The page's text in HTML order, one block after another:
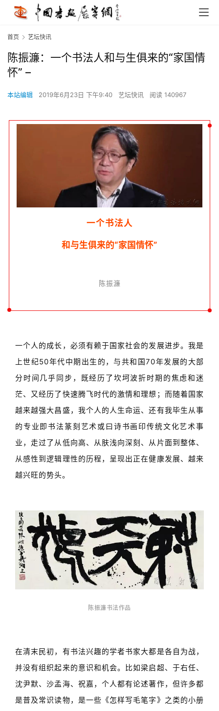
首页 艺坛快讯
陈振濂：一个书法人和与生俱来的“家国情
怀” –
本站编辑 2019年6月23日 下午9:40 艺坛快讯 阅读 140967
一个书法人
和与生俱来的“家国情怀”
陈振濂
一个人的成长，必须有赖于国家社会的发展进步。我是
上世纪50年代中期出生的，与共和国70年发展的大部
分时间几乎同步，既经历了坎坷波折时期的焦虑和迷
茫、又经历了快速腾飞时代的激情和理想；而随着国家
越来越强大昌盛，我个人的人生命运、还有我毕生从事
的专业即书法篆刻艺术或曰诗书画印传统文化艺术事
业，走过了从低向高、从肤浅向深刻、从片面到整体、
从感性到逻辑理性的历程，呈现出正在健康发展、越来
越兴旺的势头。
陈振濂书法作品
在清末民初，有书法兴趣的学者书家大都是各自为战，
并没有组织起来的意识和机会。比如梁启超、于右任、
沈尹默、沙孟海、祝嘉，个人都有论述著作，但许多都
是普及常识读物，是一些《怎样写毛笔字》之类的小册